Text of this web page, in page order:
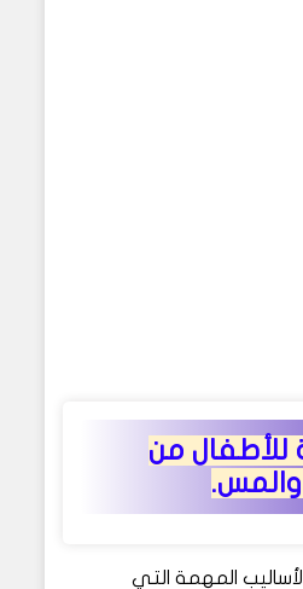
للأطفال من
والمس.
المهمة التي